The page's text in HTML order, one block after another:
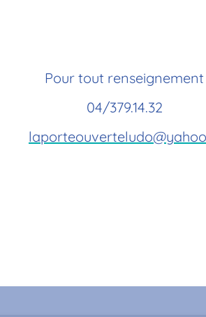
Pour tout renseignement
04/379.14.32